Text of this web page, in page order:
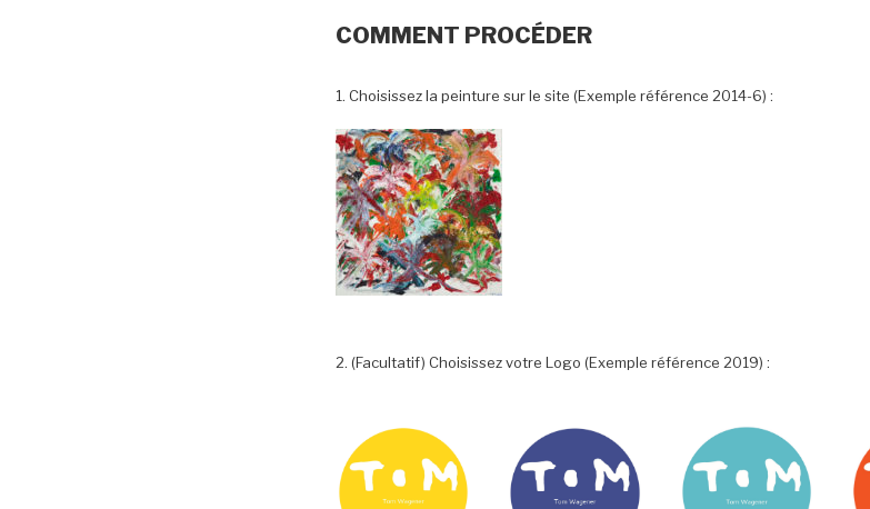
COMMENT PROCÉDER
1. Choisissez la peinture sur le site (Exemple référence 2014-6) :
2. (Facultatif) Choisissez votre Logo (Exemple référence 2019) :